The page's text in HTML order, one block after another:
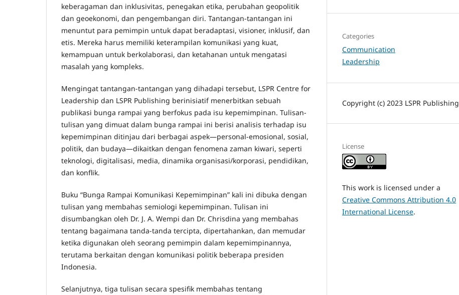
keberagaman dan inklusivitas, penegakan etika, perubahan geopolitik
dan geoekonomi, dan pengembangan diri. Tantangan-tantangan ini
menuntut para pemimpin untuk dapat beradaptasi, visioner, inklusif, dan
etis. Mereka harus memiliki keterampilan komunikasi yang kuat,
kemampuan untuk berkolaborasi, dan ketahanan untuk mengatasi
masalah yang kompleks.
Mengingat tantangan-tantangan yang dihadapi tersebut, LSPR Centre for
Leadership dan LSPR Publishing berinisiatif menerbitkan sebuah
publikasi bunga rampai yang berfokus pada isu kepemimpinan. Tulisan-
tulisan yang dimuat dalam bunga rampai ini berisi analisis terhadap isu
kepemimpinan ditinjau dari berbagai aspek—personal-emosional, sosial,
politik, dan budaya—dikaitkan dengan fenomena zaman kiwari, seperti
teknologi, digitalisasi, media, dinamika organisasi/korporasi, pendidikan,
dan konflik.
Buku “Bunga Rampai Komunikasi Kepemimpinan” kali ini dibuka dengan
tulisan yang membahas semiologi kepemimpinan. Tulisan ini
disumbangkan oleh Dr. J. A. Wempi dan Dr. Chrisdina yang membahas
tentang bagaimana tanda-tanda tercipta, dipertahankan, dan memudar
ketika digunakan oleh seorang pemimpin dalam kepemimpinannya,
terutama berkaitan dengan komunikasi politik beberapa presiden
Indonesia.
Selanjutnya, tiga tulisan secara spesifik membahas tentang
Categories
Communication
Leadership
Copyright (c) 2023 LSPR Publishing
License
This work is licensed under a
Creative Commons Attribution 4.0
International License.